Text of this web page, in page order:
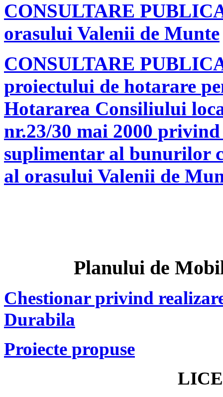
CONSULTARE
orasului Valenii de Munte
CONSULTARE
proiectului de hotarare
Hotararea Consiliului
nr.23/30 mai 2000
suplimentar al bunurilor
al orasului Valenii de
Planului de
Chestionar privind
Durabila
Proiecte propuse